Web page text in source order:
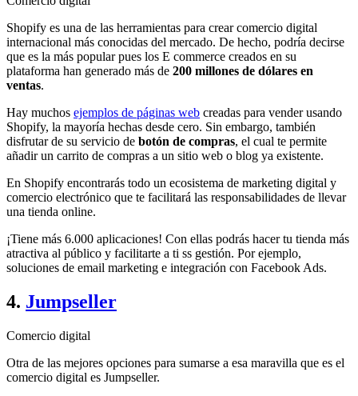
Shopify es una de las herramientas para crear comercio digital
internacional más conocidas del mercado. De hecho, podría decirse
que es la más popular pues los E commerce creados en su
plataforma han generado más de 200 millones de dólares en
ventas.
Hay muchos ejemplos de páginas web creadas para vender usando
Shopify, la mayoría hechas desde cero. Sin embargo, también
disfrutar de su servicio de botón de compras, el cual te permite
añadir un carrito de compras a un sitio web o blog ya existente.
En Shopify encontrarás todo un ecosistema de marketing digital y
comercio electrónico que te facilitará las responsabilidades de llevar
una tienda online.
¡Tiene más 6.000 aplicaciones! Con ellas podrás hacer tu tienda más
atractiva al público y facilitarte a ti ss gestión. Por ejemplo,
soluciones de email marketing e integración con Facebook Ads.
4. Jumpseller
Comercio digital
Otra de las mejores opciones para sumarse a esa maravilla que es el
comercio digital es Jumpseller.